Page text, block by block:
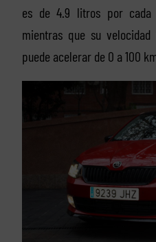
es de 4.9 litros por cada
mientras que su
puede acelerar de 0 a 100